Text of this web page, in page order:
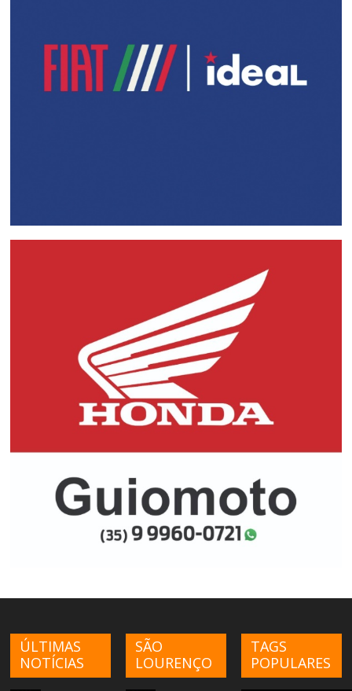
ÚLTIMAS
NOTÍCIAS
SÃO
LOURENÇO
TAGS
POPULARES